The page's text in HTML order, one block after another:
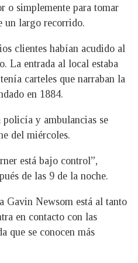
o simplemente para tomar
un largo recorrido.
clientes habían acudido al
La entrada al local estaba
carteles que narraban la
en 1884.
policía y ambulancias se
del miércoles.
está bajo control”,
de las 9 de la noche.
Gavin Newsom está al tanto
en contacto con las
que se conocen más